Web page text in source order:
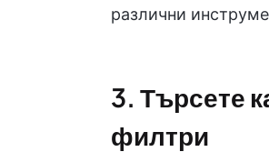
различни
3. Търсете
филтри